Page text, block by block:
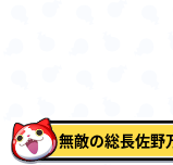
無敵の総長佐野